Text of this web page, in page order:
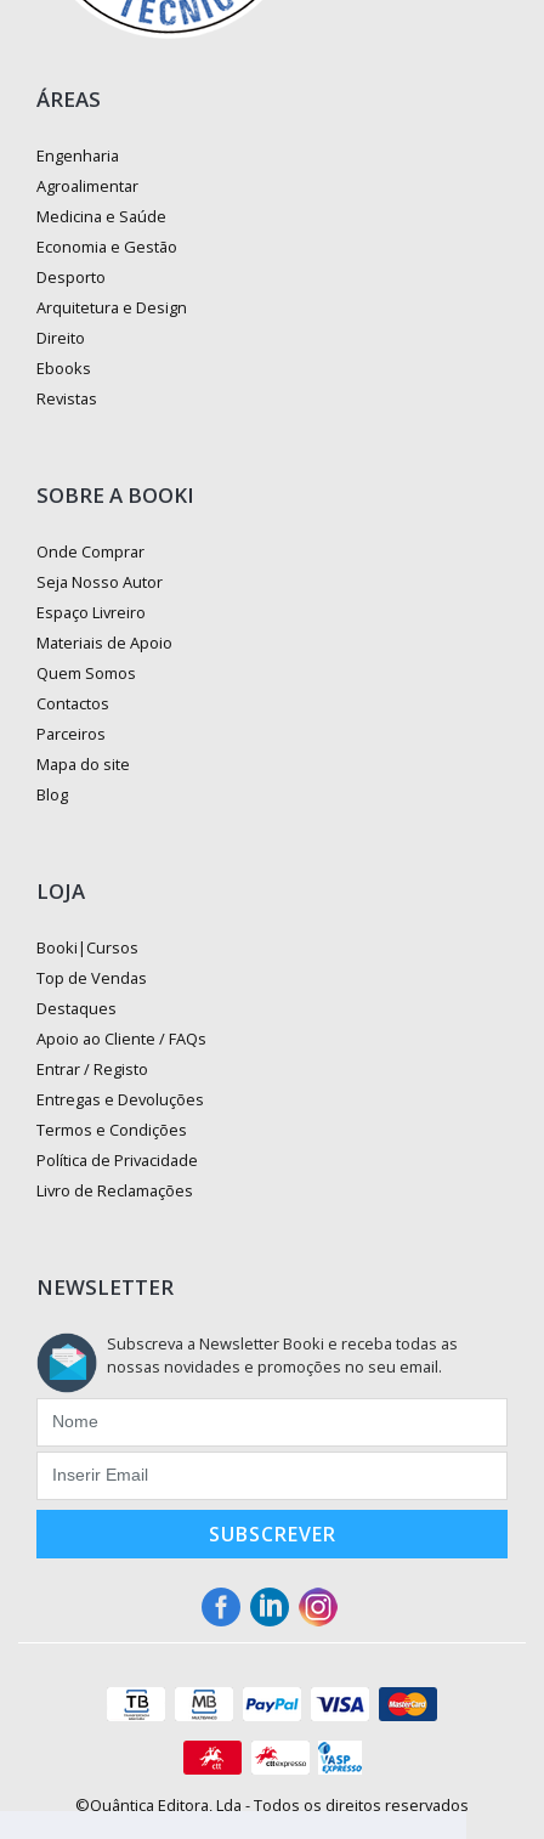
ÁREAS
Engenharia
Agroalimentar
Medicina e Saúde
Economia e Gestão
Desporto
Arquitetura e Design
Direito
Ebooks
Revistas
SOBRE A BOOKI
Onde Comprar
Seja Nosso Autor
Espaço Livreiro
Materiais de Apoio
Quem Somos
Contactos
Parceiros
Mapa do site
Blog
LOJA
Booki|Cursos
Top de Vendas
Destaques
Apoio ao Cliente / FAQs
Entrar / Registo
Entregas e Devoluções
Termos e Condições
Política de Privacidade
Livro de Reclamações
NEWSLETTER
Subscreva a Newsletter Booki e receba todas as
nossas novidades e promoções no seu email.
SUBSCREVER
©Quântica Editora, Lda - Todos os direitos reservados